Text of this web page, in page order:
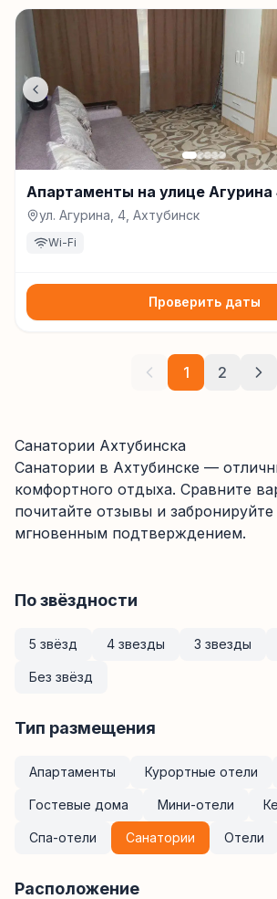
Апартаменты на улице Агурина
ул. Агурина, 4, Ахтубинск
Wi-Fi
Проверить даты
1 2
Санатории Ахтубинска
Санатории в Ахтубинске —
комфортного отдыха. Сравните
почитайте отзывы и
мгновенным подтверждением.
По звёздности
5 звёзд 4 звезды 3 звезды
Без звёзд
Тип размещения
Апартаменты Курортные отели
Гостевые дома Мини-отели
Спа-отели Санатории Отели
Расположение